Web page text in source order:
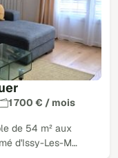
1 700 € / mois
de 54 m² aux
d'Issy-Les-M…